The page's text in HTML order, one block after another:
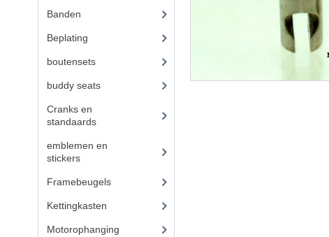
Banden
Beplating
boutensets(24)
buddy seats(105)
Cranks en
standaards(24)
emblemen en
stickers(68)
Framebeugels(9)
Kettingkasten
Motorophanging